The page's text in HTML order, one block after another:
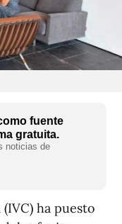
fuente
gratuita.
noticias de
ha puesto